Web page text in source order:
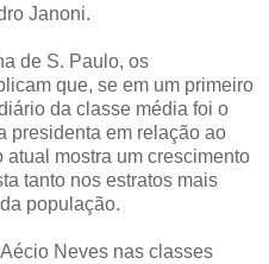
Janoni.
de S. Paulo, os
que, se em um primeiro
da classe média foi o
presidenta em relação ao
mostra um crescimento
tanto nos estratos mais
população.
Neves nas classes